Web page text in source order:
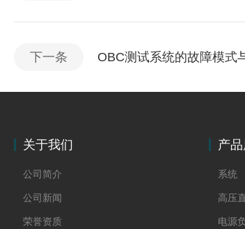
下一条 OBC测试系统的故障模式
关于我们
公司简介
公司新闻
荣誉资质
产
系统
高压
电源